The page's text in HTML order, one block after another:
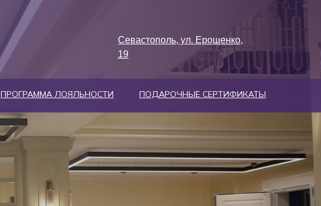
ПОДАРОЧНЫЕ СЕРТИФИКАТЫ
ПРОГРАММА ЛОЯЛЬНОСТИ
Севастополь, ул. Ерошенко,
19